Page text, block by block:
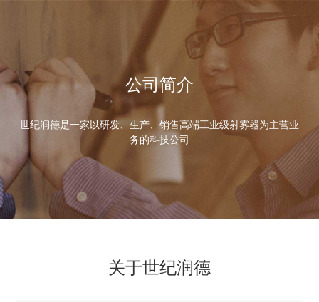
公司简介
世纪润德是一家以研发、生产、销售高端工业级射雾器为主营业
务的科技公司
关于世纪润德